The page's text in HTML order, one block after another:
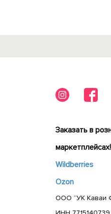
Заказать в
маркетплейсах!
Wildberries
Ozon
ООО “УК Каваи